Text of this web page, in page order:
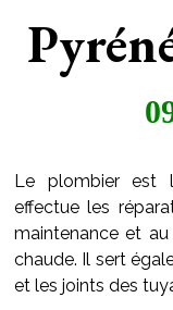
Le plombier est
effectue les
maintenance et
chaude. Il sert
et les joints des